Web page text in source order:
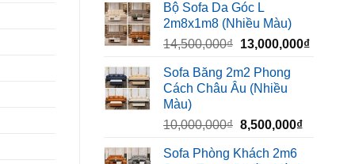
là:
13,500,000₫.
Bộ Sofa Da Góc L
2m8x1m8 (Nhiều Màu)
14,500,000₫ Giá
là:
14,500,000₫.
13,000,000₫Giá
Sofa Băng 2m2 Phong
Cách Châu Âu (Nhiều
Màu)
10,000,000₫ Giá
là:
8,500,000₫Giá
Sofa Phòng Khách 2m6